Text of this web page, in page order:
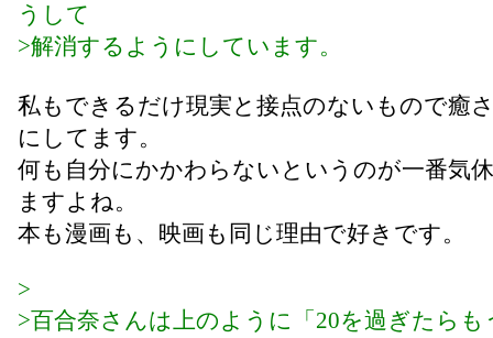
うして
>解消するようにしています。
私もできるだけ現実と接点のないもので癒
にしてます。
何も自分にかかわらないというのが一番気
ますよね。
本も漫画も、映画も同じ理由で好きです。
>
>百合奈さんは上のように「20を過ぎたらも